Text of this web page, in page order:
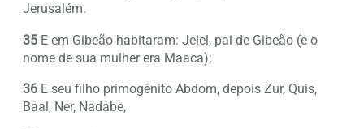
Jerusalém.
35 E em Gibeão habitaram: Jeiel, pai de Gibeão (e o
nome de sua mulher era Maaca);
36 E seu filho primogênito Abdom, depois Zur, Quis,
Baal, Ner, Nadabe,